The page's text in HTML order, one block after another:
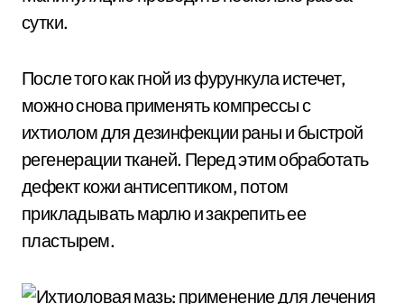
сутки.
После того как гной из фурункула истечет,
можно снова применять компрессы с
ихтиолом для дезинфекции раны и быстрой
регенерации тканей. Перед этим обработать
дефект кожи антисептиком, потом
прикладывать марлю и закрепить ее
пластырем.